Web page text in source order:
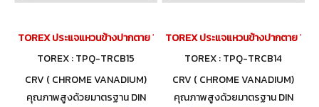
TOREX ประแจแหวนข้างปากตาย 15 มม.
TOREX : TPQ-TRCB15
CRV ( CHROME VANADIUM)
คุณภาพสูงด้วยมาตรฐาน DIN
TOREX ประแจแหวนข้างปากตาย 14 ม
TOREX : TPQ-TRCB14
CRV ( CHROME VANADIUM)
คุณภาพสูงด้วยมาตรฐาน DIN